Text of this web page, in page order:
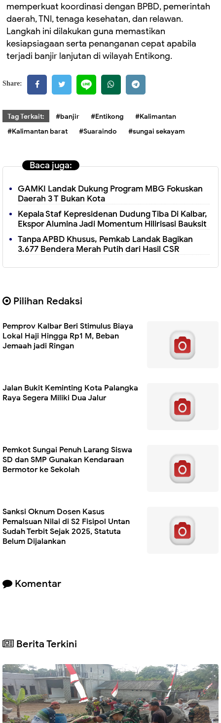
memperkuat koordinasi dengan BPBD, pemerintah
daerah, TNI, tenaga kesehatan, dan relawan.
Langkah ini dilakukan guna memastikan
kesiapsiagaan serta penanganan cepat apabila
terjadi banjir lanjutan di wilayah Entikong.
Share:
Tag Terkait: #banjir #Entikong
#Kalimantan
#Kalimantan barat
#Suaraindo #sungai sekayam
Baca juga:
GAMKI Landak Dukung Program MBG Fokuskan
Daerah 3 T Bukan Kota
Kepala Staf Kepresidenan Dudung Tiba Di Kalbar,
Ekspor Alumina Jadi Momentum Hilirisasi Bauksit
Tanpa APBD Khusus, Pemkab Landak Bagikan
3.677 Bendera Merah Putih dari Hasil CSR
Pilihan Redaksi
Pemprov Kalbar Beri Stimulus Biaya
Lokal Haji Hingga Rp1 M, Beban
Jemaah jadi Ringan
Jalan Bukit Keminting Kota Palangka
Raya Segera Miliki Dua Jalur
Pemkot Sungai Penuh Larang Siswa
SD dan SMP Gunakan Kendaraan
Bermotor ke Sekolah
Sanksi Oknum Dosen Kasus
Pemalsuan Nilai di S2 Fisipol Untan
Sudah Terbit Sejak 2025, Statuta
Belum Dijalankan
Komentar
Berita Terkini